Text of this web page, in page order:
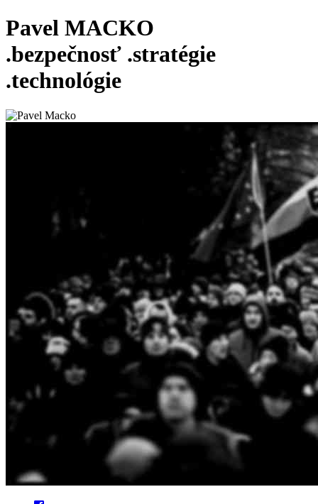
Pavel MACKO
.bezpečnosť .stratégie
.technológie